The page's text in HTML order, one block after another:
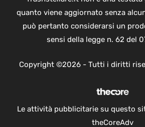
quanto viene aggiornato senza
può pertanto considerarsi un
sensi della legge n. 62 del
Copyright ©2026 - Tutti i diritti
Le attività pubblicitarie su questo
theCoreAdv